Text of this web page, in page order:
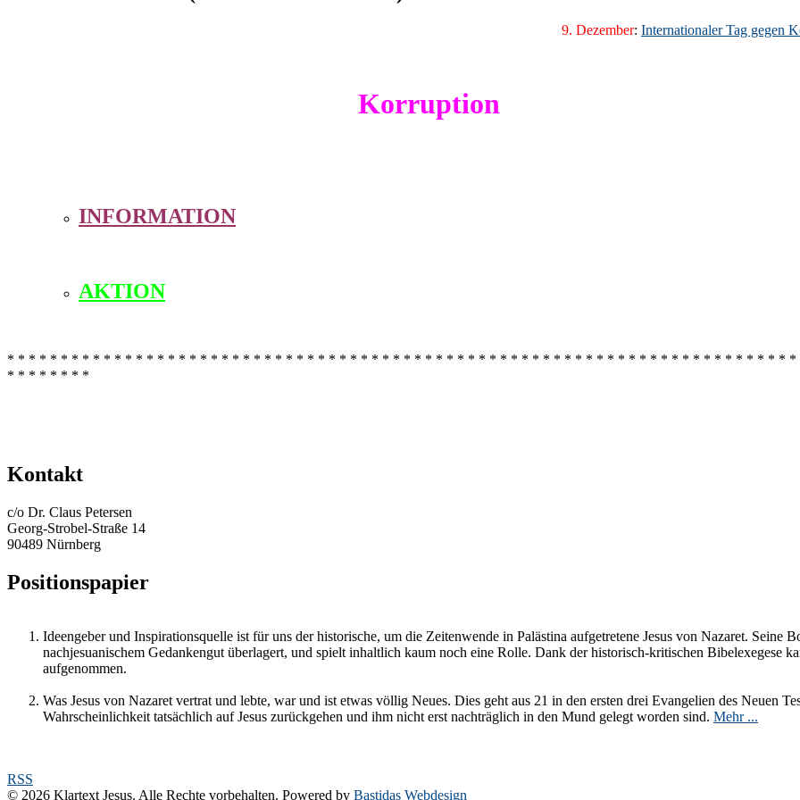
9. Dezember: Internationaler Tag gegen
Korruption
INFORMATION
AKTION
* * * * * * * * * * * * * * * * * * * * * * * * * * * * * * * * * * * * * * * * * * * * * * * * * * * * * * * * * * * * * * * * * * * * * * * * * *
* * * * * * * *
Kontakt
c/o Dr. Claus Petersen
Georg-Strobel-Straße 14
90489 Nürnberg
Positionspapier
Ideengeber und Inspirationsquelle ist für uns der historische, um die Zeitenwende in Palästina aufgetretene Jesus von Nazaret. Seine
nachjesuanischem Gedankengut überlagert, und spielt inhaltlich kaum noch eine Rolle. Dank der historisch-kritischen Bibelexegese
aufgenommen.
Was Jesus von Nazaret vertrat und lebte, war und ist etwas völlig Neues. Dies geht aus 21 in den ersten drei Evangelien des Neuen
Wahrscheinlichkeit tatsächlich auf Jesus zurückgehen und ihm nicht erst nachträglich in den Mund gelegt worden sind. Mehr ...
RSS
© 2026 Klartext Jesus. Alle Rechte vorbehalten. Powered by Bastidas Webdesign